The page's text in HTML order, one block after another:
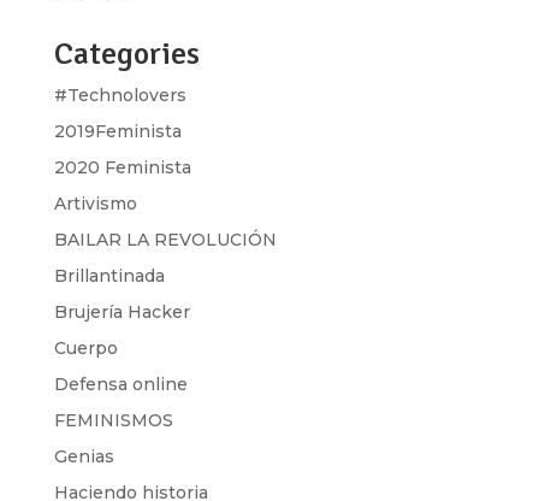
Categories
#Technolovers
2019Feminista
2020 Feminista
Artivismo
BAILAR LA REVOLUCIÓN
Brillantinada
Brujería Hacker
Cuerpo
Defensa online
FEMINISMOS
Genias
Haciendo historia